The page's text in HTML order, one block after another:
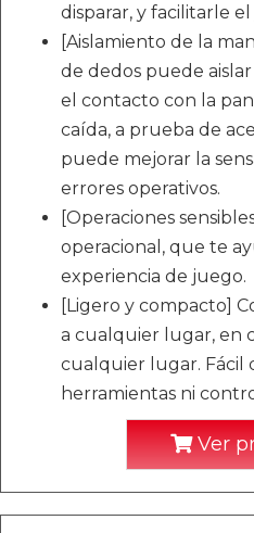
disparar, y facilitarle
[Aislamiento de la
de dedos puede
el contacto con la
caída, a prueba de
puede mejorar la
errores operativos.
[Operaciones
operacional, que te
experiencia de juego.
[Ligero y compacto]
a cualquier lugar, en
cualquier lugar. Fácil
herramientas ni
Ver